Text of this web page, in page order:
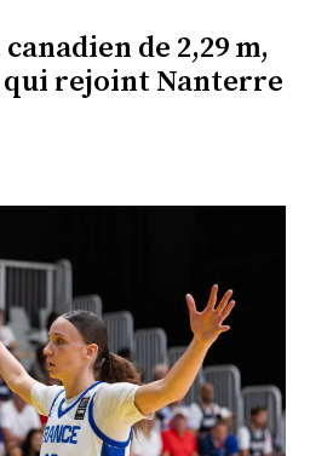
de 2,29 m,
qui rejoint Nanterre